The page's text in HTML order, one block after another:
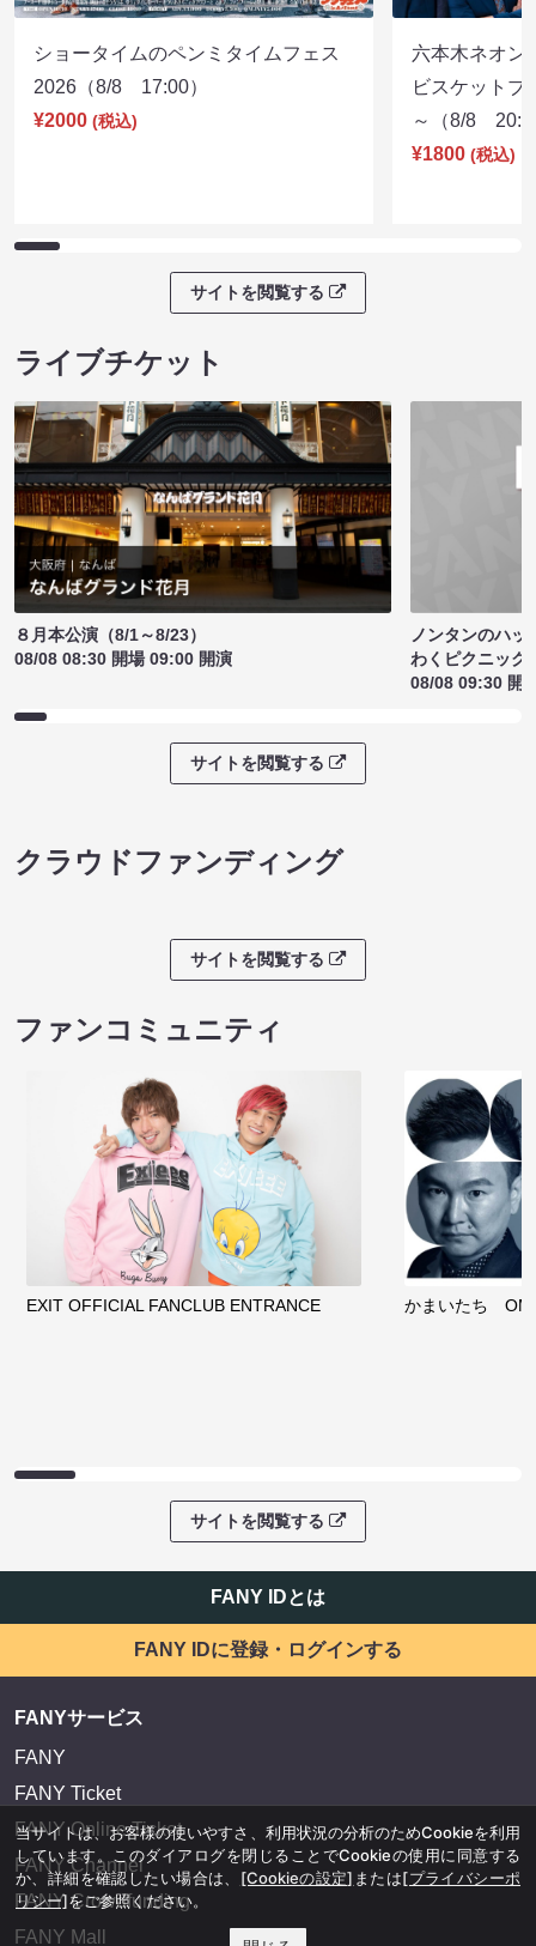
ショータイムのペンミタイムフェス
2026（8/8 17:00）
¥2000 (税込)
六本木ネオン
ビスケットブ
～（8/8
¥1800 (税込)
サイトを閲覧する
ライブチケット
８月本公演（8/1～8/23）
08/08 08:30 開場 09:00 開演
ノンタンのハッ
わくピクニック
08/08 09:30 開
サイトを閲覧する
クラウドファンディング
サイトを閲覧する
ファンコミュニティ
EXIT OFFICIAL FANCLUB ENTRANCE かまいたち
サイトを閲覧する
FANY IDとは
FANY IDに登録・ログインする
FANYサービス
FANY
FANY Ticket
FANY Online Ticket
FANY Channel
FANY Crowdfunding
FANY Mall
当サイトは、お客様の使いやすさ、利用状況の分析のためCookieを利用
しています。このダイアログを閉じることでCookieの使用に同意する
か、詳細を確認したい場合は、 [Cookieの設定] または[プライバシーポ
リシー]をご参照ください。